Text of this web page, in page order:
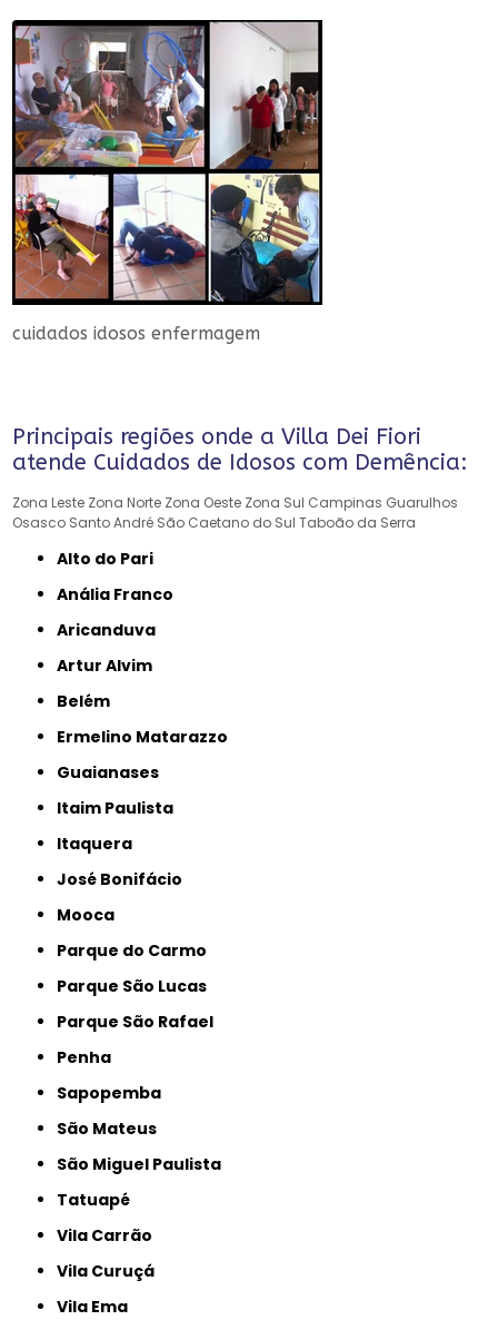
cuidados idosos enfermagem
Principais regiões onde a Villa Dei Fiori
atende Cuidados de Idosos com Demência:
Zona Leste Zona Norte Zona Oeste Zona Sul Campinas Guarulhos
Osasco Santo André São Caetano do Sul Taboão da Serra
Alto do Pari
Anália Franco
Aricanduva
Artur Alvim
Belém
Ermelino Matarazzo
Guaianases
Itaim Paulista
Itaquera
José Bonifácio
Mooca
Parque do Carmo
Parque São Lucas
Parque São Rafael
Penha
Sapopemba
São Mateus
São Miguel Paulista
Tatuapé
Vila Carrão
Vila Curuçá
Vila Ema